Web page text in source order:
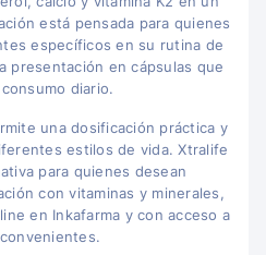
está pensada para quienes
específicos en su rutina de
presentación en cápsulas que
diario.
una dosificación práctica y
estilos de vida. Xtralife
para quienes desean
con vitaminas y minerales,
en Inkafarma y con acceso a